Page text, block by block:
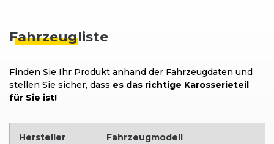
Fahrzeugliste
Finden Sie Ihr Produkt anhand der Fahrzeugdaten und
stellen Sie sicher, dass es das richtige Karosserieteil
für Sie ist!
Hersteller Fahrzeugmodell